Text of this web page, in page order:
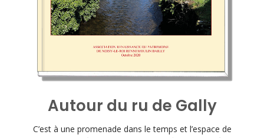
Autour du ru de Gally
C’est à une promenade dans le temps et l’espace de